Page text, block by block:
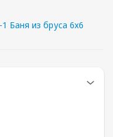
1 Баня из бруса 6х6